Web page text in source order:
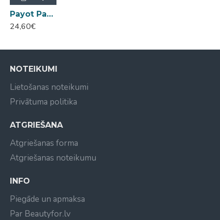
Payot Pate Grise Stop Pimple Original Paste Māla pasta tīrai ādai 15ml
24,60€
NOTEIKUMI
Lietošanas noteikumi
Privātuma politika
ATGRIEŠANA
Atgriešanas forma
Atgriešanas noteikumu
INFO
Piegāde un apmaksa
Par Beautyfor.lv